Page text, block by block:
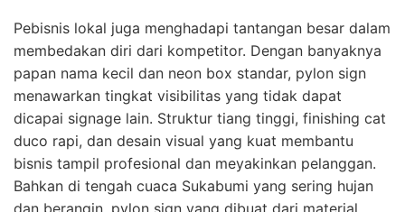
Pebisnis lokal juga menghadapi tantangan besar dalam
membedakan diri dari kompetitor. Dengan banyaknya
papan nama kecil dan neon box standar, pylon sign
menawarkan tingkat visibilitas yang tidak dapat
dicapai signage lain. Struktur tiang tinggi, finishing cat
duco rapi, dan desain visual yang kuat membantu
bisnis tampil profesional dan meyakinkan pelanggan.
Bahkan di tengah cuaca Sukabumi yang sering hujan
dan berangin, pylon sign yang dibuat dari material